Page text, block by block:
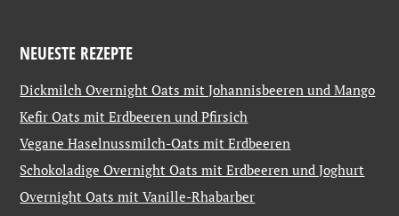
NEUESTE REZEPTE
Dickmilch Overnight Oats mit Johannisbeeren und Mango
Kefir Oats mit Erdbeeren und Pfirsich
Vegane Haselnussmilch-Oats mit Erdbeeren
Schokoladige Overnight Oats mit Erdbeeren und Joghurt
Overnight Oats mit Vanille-Rhabarber